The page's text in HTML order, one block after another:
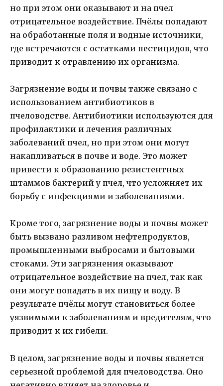
но при этом они оказывают и на пчел
отрицательное воздействие. Пчёлы попадают
на обработанные поля и водные источники,
где встречаются с остатками пестицидов, что
приводит к отравлению их организма.
Загрязнение воды и почвы также связано с
использованием антибиотиков в
пчеловодстве. Антибиотики используются для
профилактики и лечения различных
заболеваний пчел, но при этом они могут
накапливаться в почве и воде. Это может
привести к образованию резистентных
штаммов бактерий у пчел, что усложняет их
борьбу с инфекциями и заболеваниями.
Кроме того, загрязнение воды и почвы может
быть вызвано разливом нефтепродуктов,
промышленными выбросами и бытовыми
стоками. Эти загрязнения оказывают
отрицательное воздействие на пчел, так как
они могут попадать в их пищу и воду. В
результате пчёлы могут становиться более
уязвимыми к заболеваниям и вредителям, что
приводит к их гибели.
В целом, загрязнение воды и почвы является
серьезной проблемой для пчеловодства. Оно